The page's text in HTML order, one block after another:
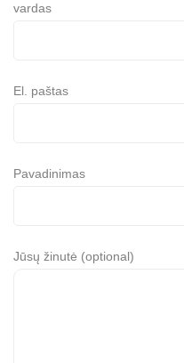
vardas
El. paštas
Pavadinimas
Jūsų žinutė (optional)